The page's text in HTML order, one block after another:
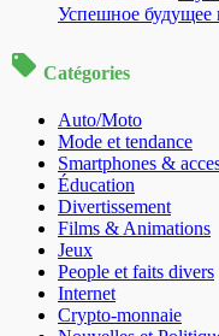
Успешное будущее
Catégories
Auto/Moto
Mode et tendance
Smartphones &
Éducation
Divertissement
Films & Animations
Jeux
People et faits divers
Internet
Crypto-monnaie